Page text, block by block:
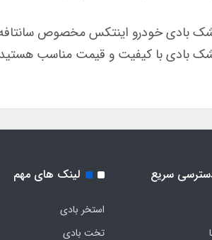
بادی خودرو اینتکس مخصوص
بادی با کیفیت و قیمت مناسب
سریع لینک های مهم
استخر بادی
تخت بادی